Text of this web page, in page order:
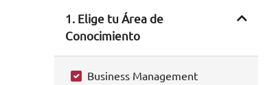
1. Elige tu Área de
Conocimiento
Business Management